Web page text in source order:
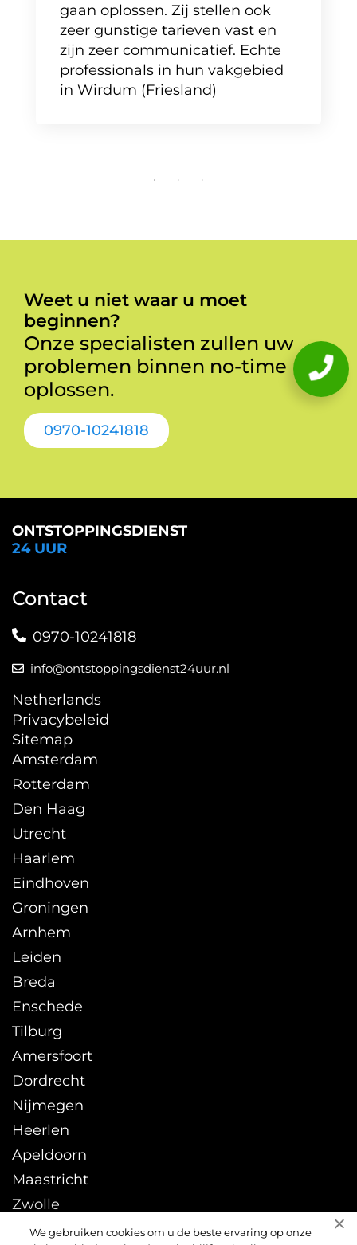
gaan oplossen. Zij stellen ook
zeer gunstige tarieven vast en
zijn zeer communicatief. Echte
professionals in hun vakgebied
in Wirdum (Friesland)
We gebruiken cookies om u de beste ervaring op onze
Weet u niet waar u moet
beginnen?
Onze specialisten zullen uw
problemen binnen no-time
oplossen.
0970-10241818
ONTSTOPPINGSDIENST
24 UUR
Contact
0970-10241818
info@ontstoppingsdienst24uur.nl
Netherlands
Privacybeleid
Sitemap
Amsterdam
Rotterdam
Den Haag
Utrecht
Haarlem
Eindhoven
Groningen
Arnhem
Leiden
Breda
Enschede
Tilburg
Amersfoort
Dordrecht
Nijmegen
Heerlen
Apeldoorn
Maastricht
Zwolle
Leeuwarden